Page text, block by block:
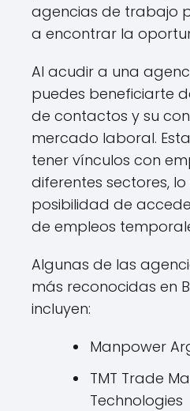
agencias de trabajo
a encontrar la
Al acudir a una
puedes beneficiarte
de contactos y su
mercado laboral.
tener vínculos con
diferentes sectores,
posibilidad de
de empleos
Algunas de las
más reconocidas en
incluyen:
Manpower
TMT Trade
Technologies